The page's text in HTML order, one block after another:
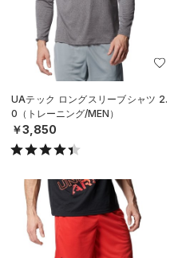
UAテック ロングスリーブシャツ 2.
0（トレーニング/MEN）
￥3,850